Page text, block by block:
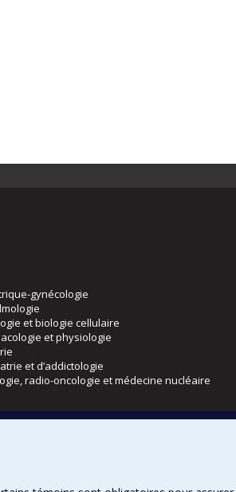
gynécologie
et biologie cellulaire
et physiologie
et d’addictologie
radio-oncologie et médecine nucléaire